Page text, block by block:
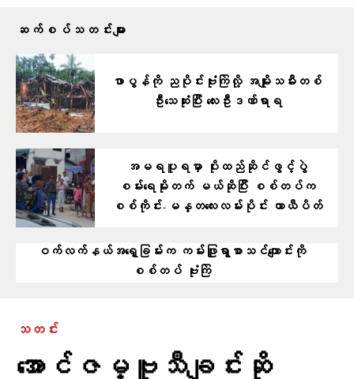
ဆက်စပ်သတင်းများ
ဖာပွန်ကို ညပိုင်းဗုံးကြဲလို့ အမျိုးသမီးတစ်
ဦးသေဆုံးပြီး လေးဦးဒဏ်ရာရ
အမရပူရမှာ ပိုးထည်ဆိုင်ဖွင့်ပွဲ
စမ်းရေမိုးတက် မယ်ဆိုပြီး စစ်တပ်က
စစ်ကိုင်း-မန္တလေးလမ်းပိုင်း ယာယီပိတ်
ဝက်လက်နယ်အရှေ့ခြမ်းက ကမ်းဖြူရွာစာသင်ကျောင်းကို
စစ်တပ် ဗုံးကြဲ
သတင်း